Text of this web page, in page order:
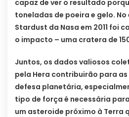
capaz de ver o resultado
toneladas de poeira e gelo.
Stardust da Nasa em 2011 foi
o impacto – uma cratera de
Juntos, os dados valiosos
pela Hera contribuirão para
defesa planetária,
tipo de força é necessária
um asteroide próximo à Terra